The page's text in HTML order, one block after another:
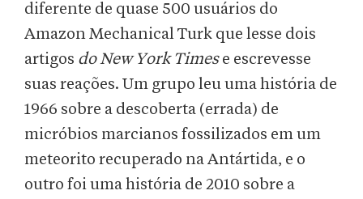
diferente de quase 500 usuários do
Amazon Mechanical Turk que lesse dois
artigos do New York Timese escrevesse
suas reações. Um grupo leu uma história de
1966 sobre a descoberta (errada) de
micróbios marcianos fossilizados em um
meteorito recuperado na Antártida, e o
outro foi uma história de 2010 sobre a